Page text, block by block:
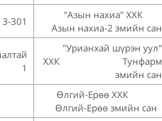
3-301
"Азын нахиа" ХХК
Азын нахиа-2 эмийн сан
1
"Урианхай шүрэн уул"
ХХК Тунфарм
эмийн сан
Өлгий-Ерөө ХХК
Өлгий-Ерөө эмийн сан